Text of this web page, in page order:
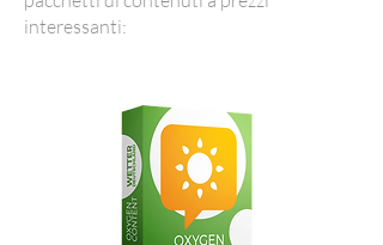
interessanti: